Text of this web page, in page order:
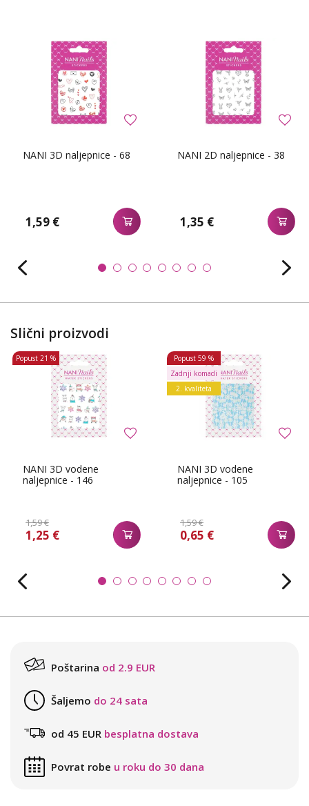
NANI 3D naljepnice - 68
1,59 €
NANI 2D naljepnice - 38
1,35 €
Slični proizvodi
NANI 3D vodene
naljepnice - 146
1,59 €
1,25 €
Popust 21 %
NANI 3D vodene
naljepnice - 105
1,59 €
0,65 €
Popust 59 %
Zadnji komadi
2. kvaliteta
Poštarina od 2.9 EUR
Šaljemo do 24 sata
od 45 EUR besplatna dostava
Povrat robe u roku do 30 dana